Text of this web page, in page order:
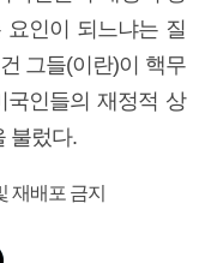
인이 되느냐는 질
그들(이란)이 핵무
인들의 재정적 상
불렀다.
재배포 금지